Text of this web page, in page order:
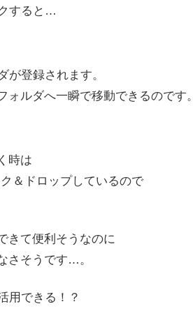
クすると…
が登録されます。
ォルダへ一瞬で移動できるのです。
時は
＆ドロップしているので
きて便利そうなのに
さそうです…。
用できる！？